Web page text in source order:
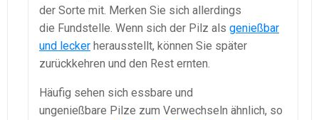
der Sorte mit. Merken Sie sich allerdings
die Fundstelle. Wenn sich der Pilz als genießbar
und lecker herausstellt, können Sie später
zurückkehren und den Rest ernten.
Häufig sehen sich essbare und
ungenießbare Pilze zum Verwechseln ähnlich, so